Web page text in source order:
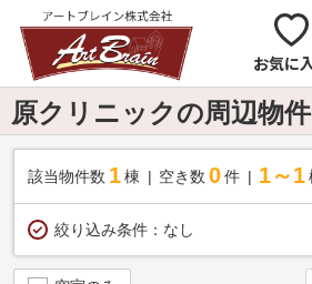
お気に
原クリニックの周辺物
該当物件数 1棟 空き数 0 件 1～1
絞り込み条件： なし